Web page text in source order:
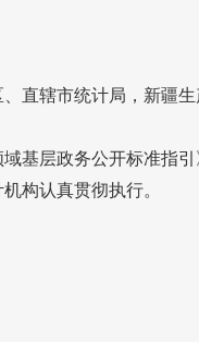
直辖市统计局，新疆
域基层政务公开标准指
构认真贯彻执行。